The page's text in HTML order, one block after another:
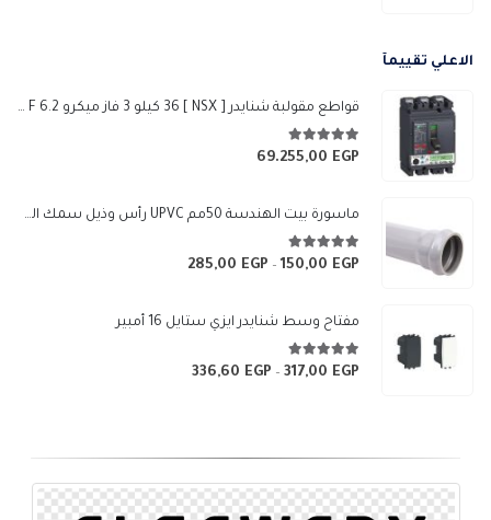
الاعلي تقييمآ
قواطع مقولبة شنايدر [ NSX ] 36 كيلو 3 فاز ميكرو 6.2 A 250 F
5.00 من 5
69.255,00 EGP
ماسورة بيت الهندسة 50مم UPVC رأس وذيل سمك الماسورة 1.8 مم (لون رمادي)
5.00 من 5
150,00 EGP
–
285,00 EGP
من
مفتاح وسط شنايدر ايزي ستايل 16 أمبير
5.00 من 5
317,00 EGP
–
336,60 EGP
نطاق